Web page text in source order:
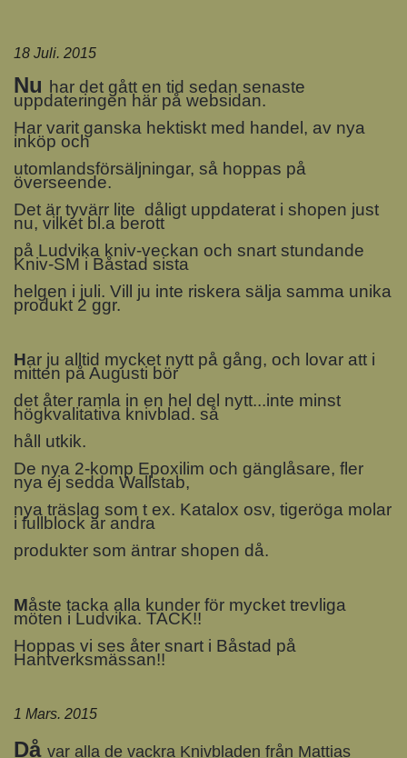
18 Juli. 2015
Nu har det gått en tid sedan senaste
uppdateringen här på websidan.
Har varit ganska hektiskt med handel, av nya
inköp och
utomlandsförsäljningar, så hoppas på
överseende.
Det är tyvärr lite dåligt uppdaterat i shopen just
nu, vilket bl.a berott
på Ludvika kniv-veckan och snart stundande
Kniv-SM i Båstad sista
helgen i juli. Vill ju inte riskera sälja samma unika
produkt 2 ggr.
Har ju alltid mycket nytt på gång, och lovar att i
mitten på Augusti bör
det åter ramla in en hel del nytt...inte minst
högkvalitativa knivblad. så
håll utkik.
De nya 2-komp Epoxilim och gänglåsare, fler
nya ej sedda Wallstab,
nya träslag som t ex. Katalox osv, tigeröga molar
i fullblock är andra
produkter som äntrar shopen då.
Måste tacka alla kunder för mycket trevliga
möten i Ludvika. TACK!!
Hoppas vi ses åter snart i Båstad på
Hantverksmässan!!
1 Mars. 2015
Då var alla de vackra Knivbladen från Mattias